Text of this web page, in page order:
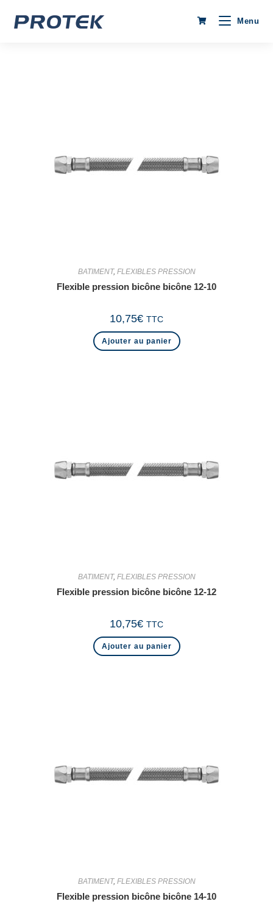
Menu
BATIMENT, FLEXIBLES PRESSION
Flexible pression bicône bicône 12-10
10,75€ TTC
Ajouter au panier
BATIMENT, FLEXIBLES PRESSION
Flexible pression bicône bicône 12-12
10,75€ TTC
Ajouter au panier
BATIMENT, FLEXIBLES PRESSION
Flexible pression bicône bicône 14-10